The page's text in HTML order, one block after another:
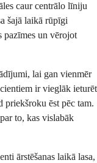
caur centrālo līniju
šajā laikā rūpīgi
pazīmes un vērojot
lai gan vienmēr
ir vieglāk ieturēt
priekšroku ēst pēc tam.
to, kas vislabāk
ārstēšanas laikā lasa,